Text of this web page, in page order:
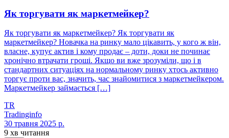
Як торгувати як маркетмейкер?
Як торгувати як маркетмейкер? Як торгувати як
маркетмейкер? Новачка на ринку мало цікавить, у кого ж він,
власне, купує актив і кому продає – доти, доки не починає
хронічно втрачати гроші. Якщо ви вже зрозуміли, що і в
стандартних ситуаціях на нормальному ринку хтось активно
торгує проти вас, значить, час знайомитися з маркетмейкером.
Маркетмейкер займається […]
TR
Tradinginfo
30 травня 2025 р.
9 хв читання